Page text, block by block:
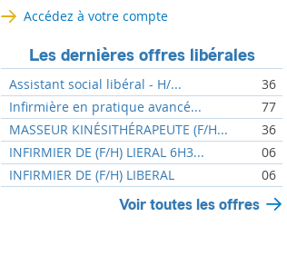
Accédez à votre compte
Les dernières offres libérales
Assistant social libéral - H/...
36
Infirmière en pratique avancé...
77
MASSEUR KINÉSITHÉRAPEUTE (F/H...
36
INFIRMIER DE (F/H) LIERAL 6H3...
06
INFIRMIER DE (F/H) LIBERAL
06
Voir toutes les offres